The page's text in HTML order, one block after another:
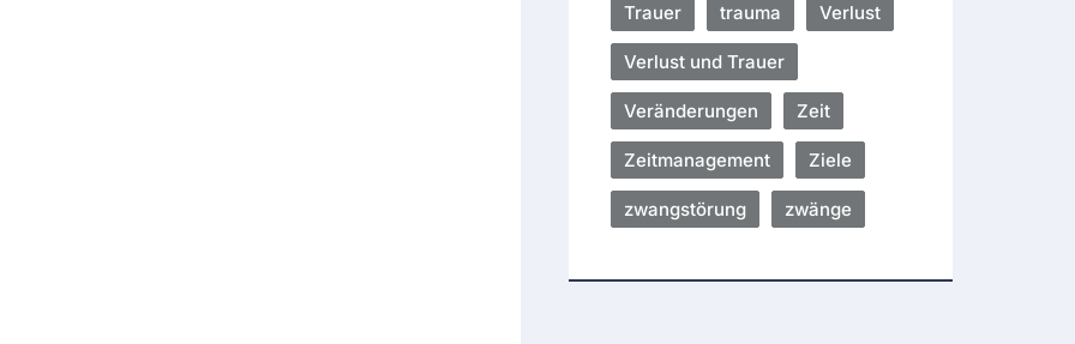
Trauer trauma Verlust
Verlust und Trauer
Veränderungen Zeit
Zeitmanagement Ziele
zwangstörung zwänge